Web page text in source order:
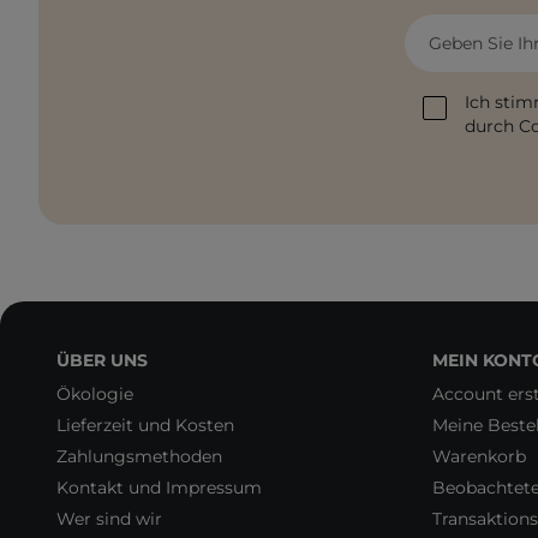
Geben Sie
Ich
durch
ÜBER UNS
Ökologie
Lieferzeit und Kosten
Zahlungsmethoden
Kontakt und Impressum
Wer sind wir
MEIN
Account
Meine
Warenkorb